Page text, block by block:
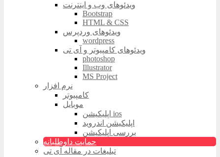
ویدئوهای وب و اینترنت
Bootstrap
HTML & CSS
ویدئوهای وردپرس
wordpress
ویدئوهای کامپیوتر و آی تی
photoshop
Illustrator
MS Project
نرم افزار
کامپیوتر
موبایل
اپلیکیشن ios
اپلیکیشن اندروید
بررسی اپلیکیشن
حمایت داوطلبانه
تبلیغات در مقاله آی تی